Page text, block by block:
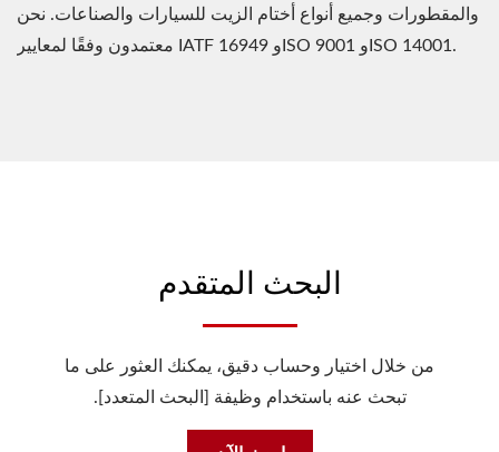
والمقطورات وجميع أنواع أختام الزيت للسيارات والصناعات. نحن
معتمدون وفقًا لمعايير IATF 16949 وISO 9001 وISO 14001.
البحث المتقدم
من خلال اختيار وحساب دقيق، يمكنك العثور على ما
تبحث عنه باستخدام وظيفة [البحث المتعدد].